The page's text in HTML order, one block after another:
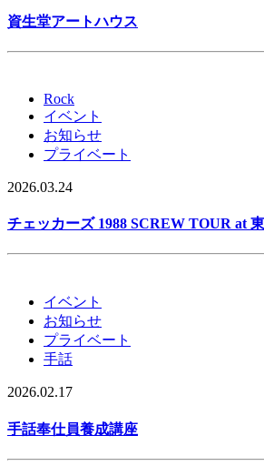
資生堂アートハウス
Rock
イベント
お知らせ
プライベート
2026.03.24
チェッカーズ 1988 SCREW TOUR at
イベント
お知らせ
プライベート
手話
2026.02.17
手話奉仕員養成講座